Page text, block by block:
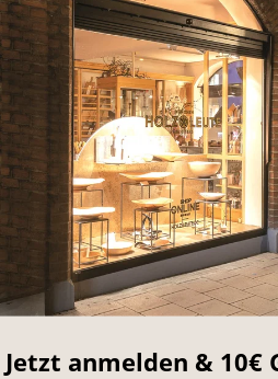
Jetzt anmelden & 10€